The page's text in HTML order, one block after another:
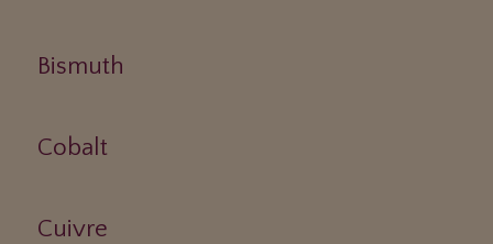
Bismuth
Cobalt
Cuivre